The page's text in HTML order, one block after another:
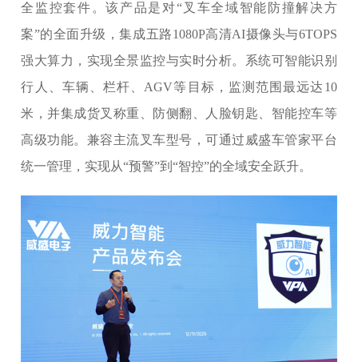
全监控套件。该产品是对“叉车全域智能防撞解决方
案”的全面升级，集成五路1080P高清AI摄像头与6TOPS
强大算力，实现全景监控与实时分析。系统可智能识别
行人、车辆、栏杆、AGV等目标，监测范围最远达10
米，并集成货叉称重、防侧翻、人脸钥匙、智能控车等
高级功能。兼容主流叉车型号，可通过威盛车管家平台
统一管理，实现从“预警”到“智控”的全域安全跃升。